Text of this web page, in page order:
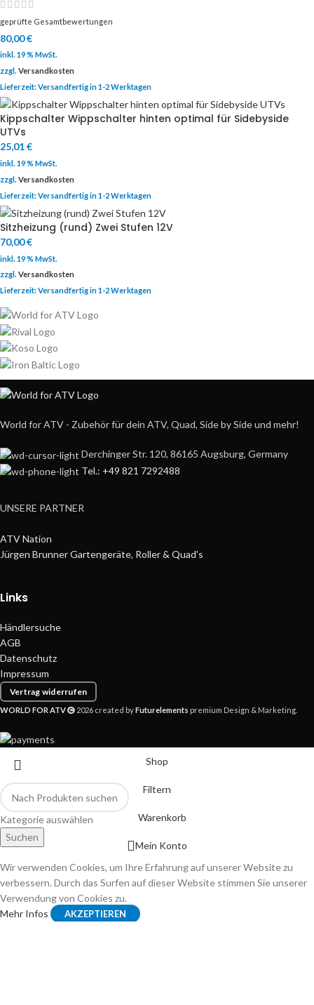
geprüfte Gesamtbewertungen
80,00€
inkl. 19 % MwSt.
zzgl. Versandkosten
Lieferzeit:Versandfertig in 1-2 Werktagen
Kippschalter Wippschalter hinten optimal für Sidebyside
UTVs
25,01€
inkl. 19 % MwSt.
zzgl. Versandkosten
Lieferzeit:Versandfertig in 1-2 Werktagen
Sitzheizung (rund) Zwei Stufen 12V
70,00€
inkl. 19 % MwSt.
zzgl. Versandkosten
Lieferzeit:Versandfertig in 1-2 Werktagen
World for ATV - Zubehör für dein ATV, Quad, Side by Side und mehr!
Derchinger Str. 120, 86165 Augsburg, Germany
Tel.: +49 821 7292488
UNSERE PARTNER
ATV Nation
Jürgen Brunner Gartengeräte, Roller & Quad's
Links
Händlersuche
AGB
Datenschutz
Impressum
Vertrag widerrufen
WORLD FOR ATV 2026 created byFuturelements premium Design & Marketing.
Kategorie auswählen
Suchen
Shop
Filtern
Warenkorb
Mein Konto
Wir verwenden Cookies, um Ihre Erfahrung auf unserer Website zu
verbessern. Durch das Surfen auf dieser Website stimmen Sie unserer
Verwendung von Cookies zu.
Mehr Infos
AKZEPTIEREN